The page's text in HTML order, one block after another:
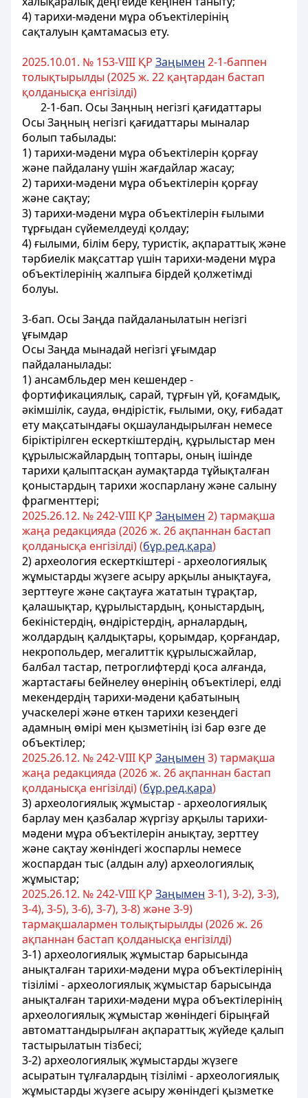
4) тарихи-мәдени мұра объектілерінің
сақталуын қамтамасыз ету.
2025.10.01. № 153-VIII ҚР Заңымен 2-1-баппен
толықтырылды (2025 ж. 22 қаңтардан бастап
қолданысқа енгізілді)
2-1-бап. Осы Заңның негізгі қағидаттары
Осы Заңның негізгі қағидаттары мыналар
болып табылады:
1) тарихи-мәдени мұра объектілерін қорғау
және пайдалану үшін жағдайлар жасау;
2) тарихи-мәдени мұра объектілерін қорғау
және сақтау;
3) тарихи-мәдени мұра объектілерін ғылыми
тұрғыдан сүйемелдеуді қолдау;
4) ғылыми, білім беру, туристік, ақпараттық және
тәрбиелік мақсаттар үшін тарихи-мәдени мұра
объектілерінің жалпыға бірдей қолжетімді
болуы.
3-бап. Осы Заңда пайдаланылатын негізгі
ұғымдар
Осы Заңда мынадай негізгі ұғымдар
пайдаланылады:
1) ансамбльдер мен кешендер -
фортификациялық, сарай, тұрғын үй, қоғамдық,
әкімшілік, сауда, өндірістік, ғылыми, оқу, ғибадат
ету мақсатындағы оқшауландырылған немесе
біріктірілген ескерткіштердің, құрылыстар мен
құрылысжайлардың топтары, оның ішінде
тарихи қалыптасқан аумақтарда тұйықталған
қоныстардың тарихи жоспарлану және салыну
фрагменттері;
2025.26.12. № 242-VIIІ ҚР Заңымен 2) тармақша
жаңа редакцияда (2026 ж. 26 ақпаннан бастап
қолданысқа енгізілді) (бұр.ред.қара)
2) археология ескерткіштері - археологиялық
жұмыстарды жүзеге асыру арқылы анықтауға,
зерттеуге жəне сақтауға жататын тұрақтар,
қалашықтар, құрылыстардың, қоныстардың,
бекіністердің, өндірістердің, арналардың,
жолдардың қалдықтары, қорымдар, қорғандар,
некропольдер, мегалиттік құрылысжайлар,
балбал тастар, петроглифтерді қоса алғанда,
жартастағы бейнелеу өнерінің объектілері, елді
мекендердің тарихи-мəдени қабатының
учаскелері жəне өткен тарихи кезеңдегі
адамның өмірі мен қызметінің ізі бар өзге де
объектілер;
2025.26.12. № 242-VIIІ ҚР Заңымен 3) тармақша
жаңа редакцияда (2026 ж. 26 ақпаннан бастап
қолданысқа енгізілді) (бұр.ред.қара)
3) археологиялық жұмыстар - археологиялық
барлау мен қазбалар жүргізу арқылы тарихи-
мəдени мұра объектілерін анықтау, зерттеу
жəне сақтау жөніндегі жоспарлы немесе
жоспардан тыс (алдын алу) археологиялық
жұмыстар;
2025.26.12. № 242-VIIІ ҚР Заңымен 3-1), 3-2), 3-3),
3-4), 3-5), 3-6), 3-7), 3-8) жəне 3-9)
тармақшалармен толықтырылды (2026 ж. 26
ақпаннан бастап қолданысқа енгізілді)
3-1) археологиялық жұмыстар барысында
анықталған тарихи-мəдени мұра объектілерінің
тізілімі - археологиялық жұмыстар барысында
анықталған тарихи-мəдени мұра объектілерінің
археологиялық жұмыстар жөніндегі бірыңғай
автоматтандырылған ақпараттық жүйеде қалып
тастырылатын тізбесі;
3-2) археологиялық жұмыстарды жүзеге
асыратын тұлғалардың тізілімі - археологиялық
жұмыстарды жүзеге асыру жөніндегі қызметке